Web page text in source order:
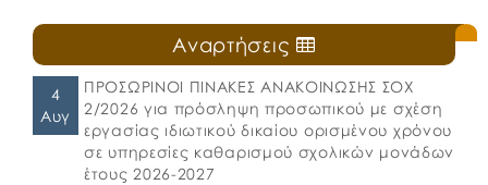
Αναρτήσεις
4
Αυγ
ΠΡΟΣΩΡΙΝΟΙ ΠΙΝΑΚΕΣ ΑΝΑΚΟΙΝΩΣΗΣ ΣΟΧ
2/2026 για πρόσληψη προσωπικού με σχέση
εργασίας ιδιωτικού δικαίου ορισμένου χρόνου
σε υπηρεσίες καθαρισμού σχολικών μονάδων
έτους 2026-2027